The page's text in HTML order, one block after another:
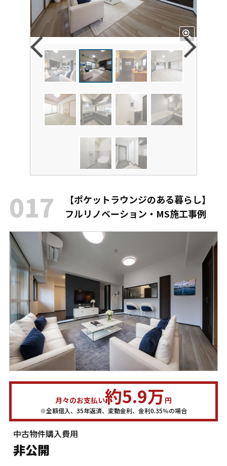
017
【ポケットラウンジのある暮らし】
フルリノベーション・MS施工事例
月々のお支払い約5.9万円
※全額借入、35年返済、変動金利、金利0.35％の場合
中古物件購入費用
非公開